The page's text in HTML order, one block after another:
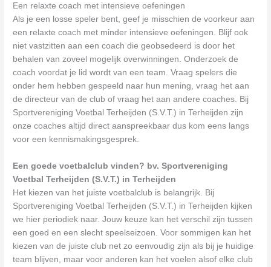
Een relaxte coach met intensieve oefeningen
Als je een losse speler bent, geef je misschien de voorkeur aan
een relaxte coach met minder intensieve oefeningen. Blijf ook
niet vastzitten aan een coach die geobsedeerd is door het
behalen van zoveel mogelijk overwinningen. Onderzoek de
coach voordat je lid wordt van een team. Vraag spelers die
onder hem hebben gespeeld naar hun mening, vraag het aan
de directeur van de club of vraag het aan andere coaches. Bij
Sportvereniging Voetbal Terheijden (S.V.T.) in Terheijden zijn
onze coaches altijd direct aanspreekbaar dus kom eens langs
voor een kennismakingsgesprek.
Een goede voetbalclub vinden? bv. Sportvereniging
Voetbal Terheijden (S.V.T.) in Terheijden
Het kiezen van het juiste voetbalclub is belangrijk. Bij
Sportvereniging Voetbal Terheijden (S.V.T.) in Terheijden kijken
we hier periodiek naar. Jouw keuze kan het verschil zijn tussen
een goed en een slecht speelseizoen. Voor sommigen kan het
kiezen van de juiste club net zo eenvoudig zijn als bij je huidige
team blijven, maar voor anderen kan het voelen alsof elke club